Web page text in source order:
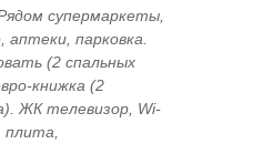
супермаркеты,
парковка.
(2 спальных
книжка (2
ЖК телевизор, Wi-
плита,